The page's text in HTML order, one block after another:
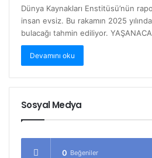
Dünya Kaynakları Enstitüsü’nün
insan evsiz. Bu rakamın 2025
bulacağı tahmin ediliyor.
Devamını oku
Sosyal Medya
0 Beğeniler